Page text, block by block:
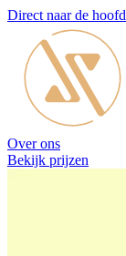
Direct naar de
Over ons
Bekijk prijzen